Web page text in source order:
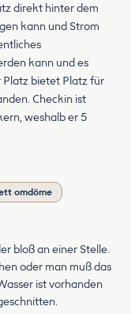
direkt hinter dem
kann und Strom
kann und es
Platz bietet Platz für
Checkin ist
weshalb er 5
omdöme
bloß an einer Stelle.
oder man muß das
ist vorhanden